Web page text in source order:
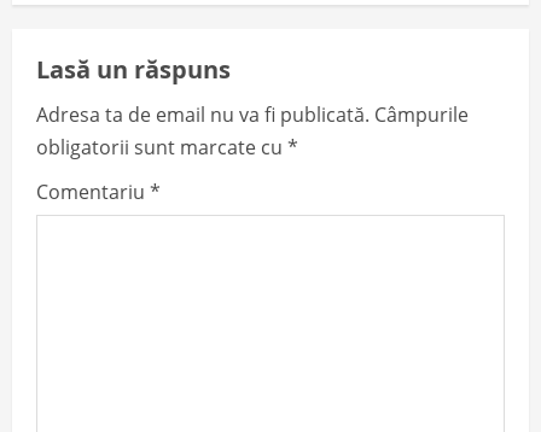
t
n
a
v
i
Lasă un răspuns
Adresa ta de email nu va fi publicată. Câmpurile
obligatorii sunt marcate cu *
Comentariu *